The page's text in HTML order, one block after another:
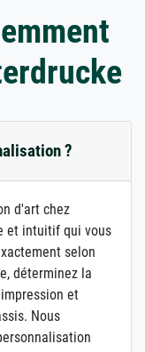
?
d'art chez
et intuitif qui vous
selon
déterminez la
et
Nous